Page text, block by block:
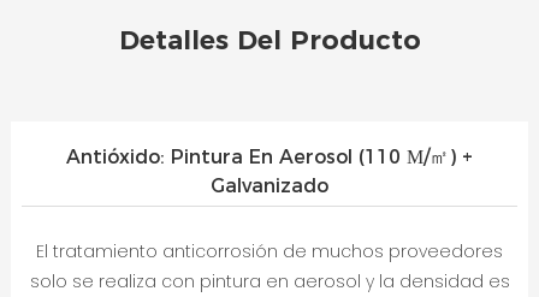
Detalles Del Producto
Antióxido: Pintura En Aerosol (110 Μ/㎡) +
Galvanizado
El tratamiento anticorrosión de muchos proveedores
solo se realiza con pintura en aerosol y la densidad es